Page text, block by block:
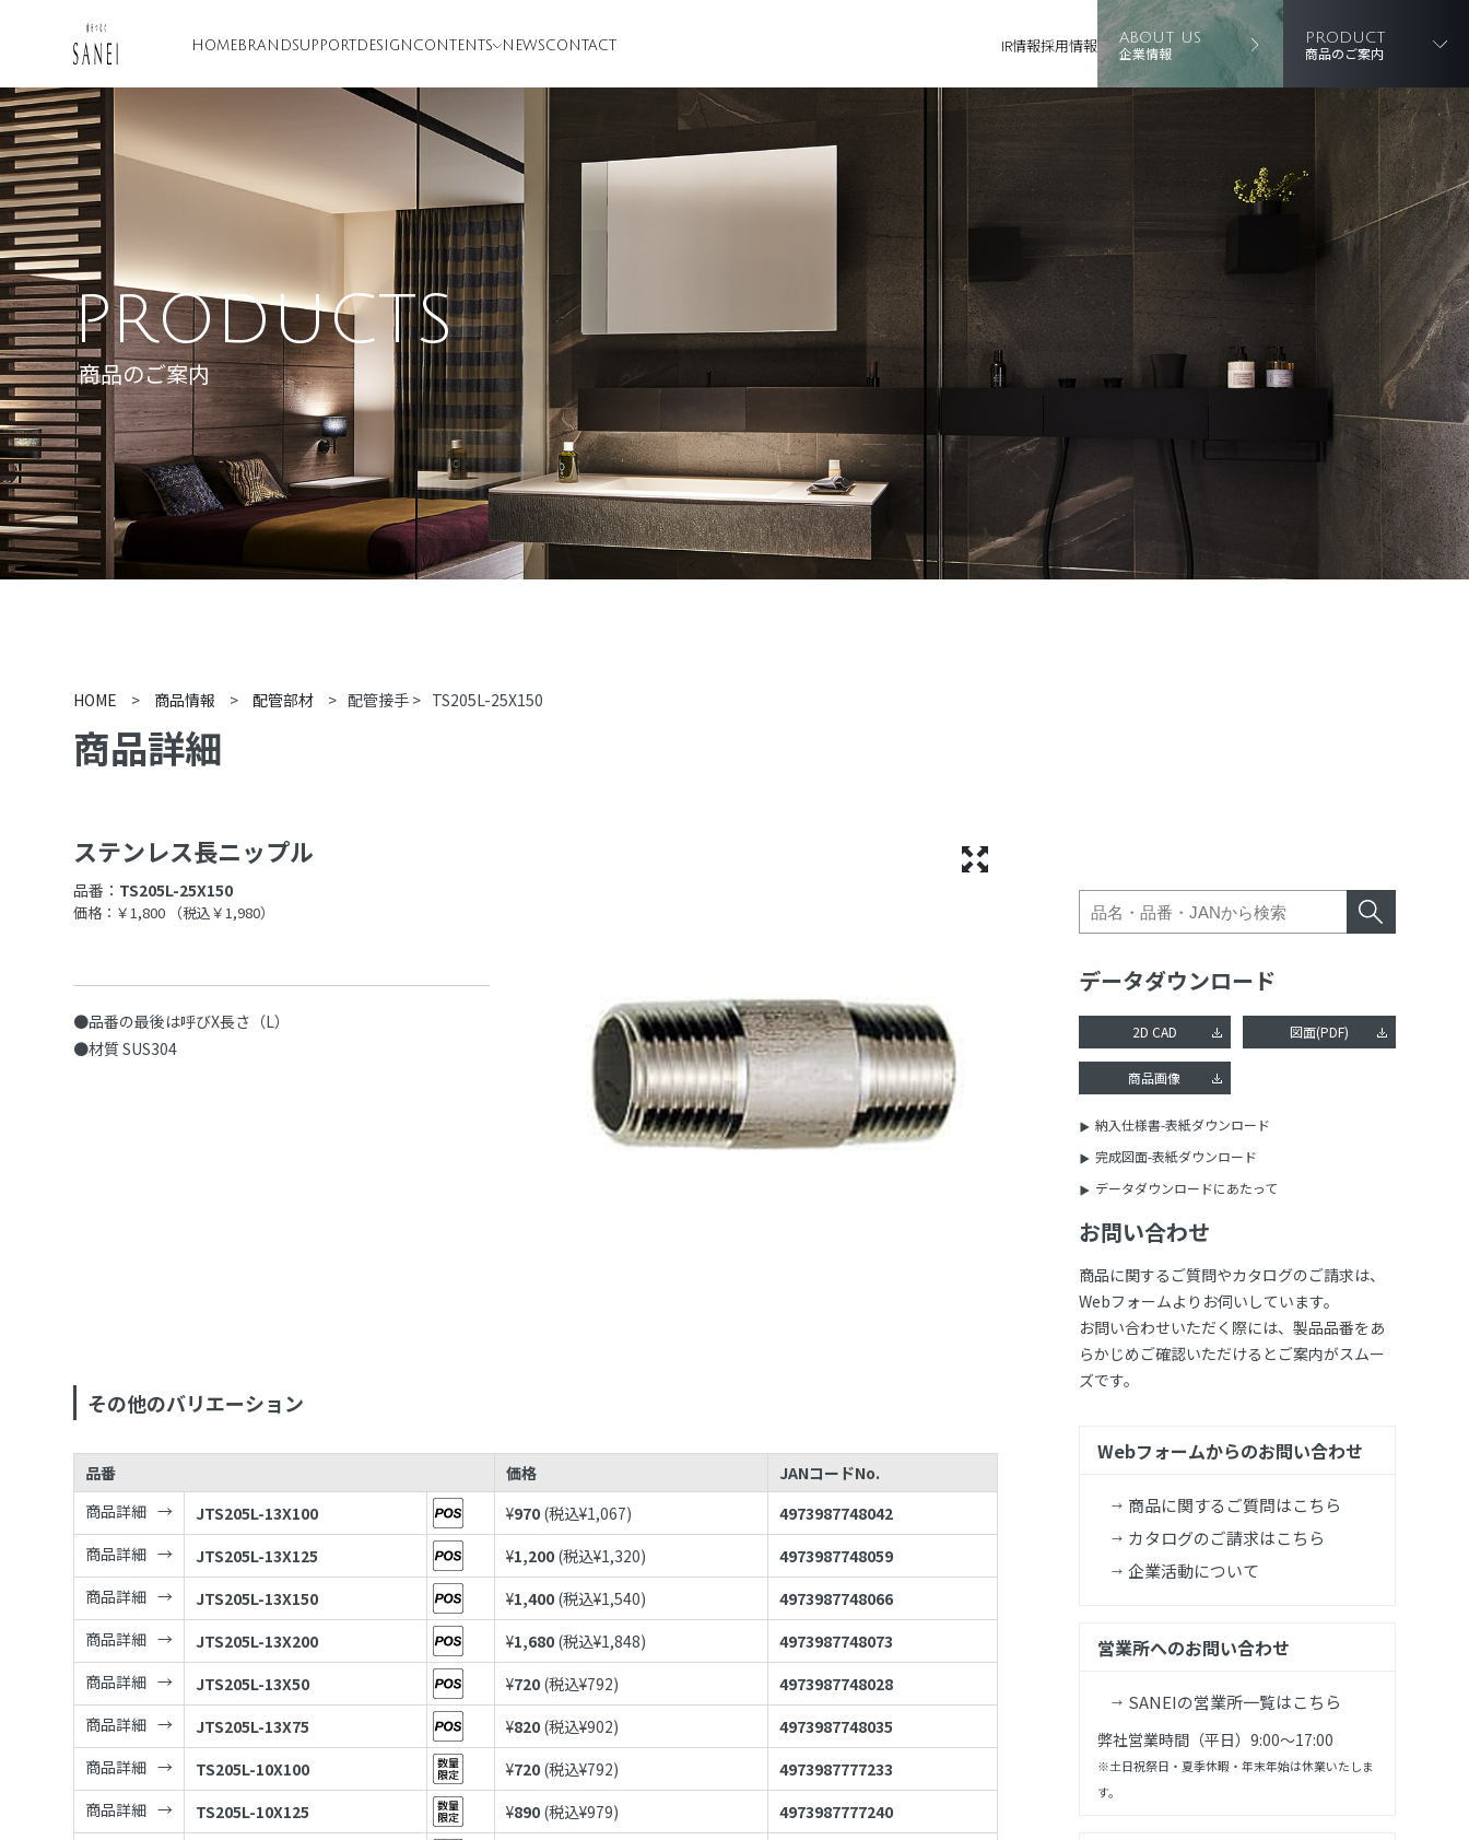
HOME BRANDSUPPORT DESIGN CONTENTS NEWSCONTACT IR情報採用情報 ABOUT US
企業情報
PRODUCT
商品のご案内
PRODUCTS
商品のご案内
HOME > 商品情報 > 配管部材 > 配管接手 > TS205L-25X150
商品詳細
ステンレス長ニップル
品番： TS205L-25X150
価格：￥1,800 （税込￥1,980）
●品番の最後は呼びX長さ（L）
●材質 SUS304
その他のバリエーション
品番 価格
JANコードNo.
商品詳細
JTS205L-13X100 ¥970 (税込¥1,067)
4973987748042
商品詳細
JTS205L-13X125 ¥1,200 (税込¥1,320)
4973987748059
商品詳細
JTS205L-13X150 ¥1,400 (税込¥1,540)
4973987748066
商品詳細
JTS205L-13X200 ¥1,680 (税込¥1,848)
4973987748073
商品詳細
JTS205L-13X50 ¥720 (税込¥792)
4973987748028
商品詳細
JTS205L-13X75 ¥820 (税込¥902)
4973987748035
商品詳細
TS205L-10X100 ¥720 (税込¥792)
4973987777233
商品詳細
TS205L-10X125 ¥890 (税込¥979)
4973987777240
データダウンロード
2D CAD 図面(PDF)
商品画像
納入仕様書-表紙ダウンロード
完成図面-表紙ダウンロード
データダウンロードにあたって
お問い合わせ
商品に関するご質問やカタログのご請求は、
Webフォームよりお伺いしています。
お問い合わせいただく際には、製品品番をあ
らかじめご確認いただけるとご案内がスムー
ズです。
Webフォームからのお問い合わせ
商品に関するご質問はこちら
カタログのご請求はこちら
企業活動について
営業所へのお問い合わせ
SANEIの営業所一覧はこちら
弊社営業時間（平日）9:00～17:00
※土日祝祭日・夏季休暇・年末年始は休業いたしま
す。